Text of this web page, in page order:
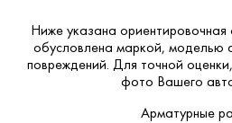
Ниже указана
обусловлена маркой, моделью
повреждений. Для точной
фото Вашего
Арматурные